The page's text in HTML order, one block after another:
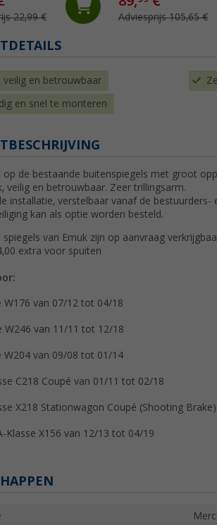
22,99 € Adviesprijs 105,65 €
veilig en betrouwbaar
en snel te monteren
op de bestaande buitenspiegels met groot
veilig en betrouwbaar. Zeer trillingsarm.
installatie, verstelbaar vanaf de bestuurders-
kan als optie worden besteld.
spiegels van Emuk zijn op aanvraag
extra voor spuiten
W176 van 07/12 tot 04/18
W246 van 11/11 tot 12/18
W204 van 09/08 tot 01/14
C218 Coupé van 01/11 tot 02/18
X218 Stationwagon Coupé (Shooting
Klasse X156 van 12/13 tot 04/19